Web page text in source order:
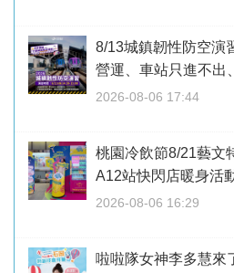
8/13城鎮韌性防空
營運、車站只進不出
2026-08-06 17:44
桃園冷飲節8/21藝文
A12站快閃店暖身活
2026-08-06 16:29
啦啦隊女神李多慧